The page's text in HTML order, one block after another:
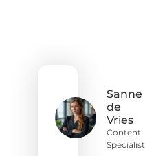
Sanne
de
Vries
Content
Specialist